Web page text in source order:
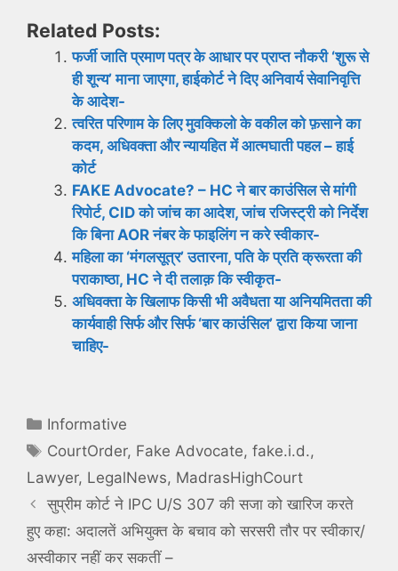
Related Posts:
फर्जी जाति प्रमाण पत्र के आधार पर प्राप्त नौकरी ‘शुरू से
ही शून्य’ माना जाएगा, हाईकोर्ट ने दिए अनिवार्य सेवानिवृत्ति
के आदेश-
त्वरित परिणाम के लिए मुवक्किलो के वकील को फ़साने का
कदम, अधिवक्ता और न्यायहित में आत्मघाती पहल – हाई
कोर्ट
FAKE Advocate? – HC ने बार काउंसिल से मांगी
रिपोर्ट, CID को जांच का आदेश, जांच रजिस्ट्री को निर्देश
कि बिना AOR नंबर के फाइलिंग न करे स्वीकार-
महिला का ‘मंगलसूत्र’ उतारना, पति के प्रति क्रूरता की
पराकाष्ठा, HC ने दी तलाक़ कि स्वीकृत-
अधिवक्ता के खिलाफ किसी भी अवैधता या अनियमितता की
कार्यवाही सिर्फ और सिर्फ ‘बार काउंसिल’ द्वारा किया जाना
चाहिए-
Categories
Informative
Tags
CourtOrder, Fake Advocate,fake.i.d.,
Lawyer, LegalNews, MadrasHighCourt
सुप्रीम कोर्ट ने IPC U/S 307 की सजा को खारिज करते
हुए कहा: अदालतें अभियुक्त के बचाव को सरसरी तौर पर स्वीकार/
अस्वीकार नहीं कर सकतीं –